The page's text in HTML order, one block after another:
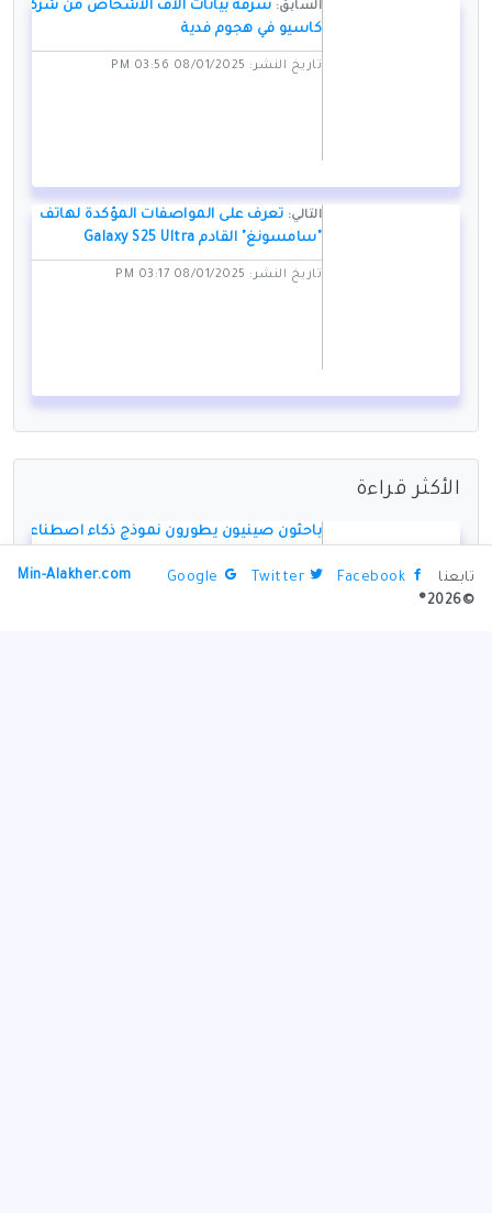
السابق: سرقة بيانات آلاف الأشخاص من شركة
كاسيو في هجوم فدية
تاريخ النشر: 08/01/2025 03:56 PM
التالي: تعرف على المواصفات المؤكدة لهاتف
"سامسونغ" القادم Galaxy S25 Ultra
تاريخ النشر: 08/01/2025 03:17 PM
الأكثر قراءة
باحثون صينيون يطورون نموذج ذكاء اصطناعي
تابعنا Facebook
Twitter
Google
Min-Alakher.com
©2026®